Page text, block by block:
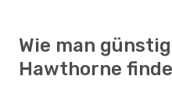
Wie man
Hawthorne